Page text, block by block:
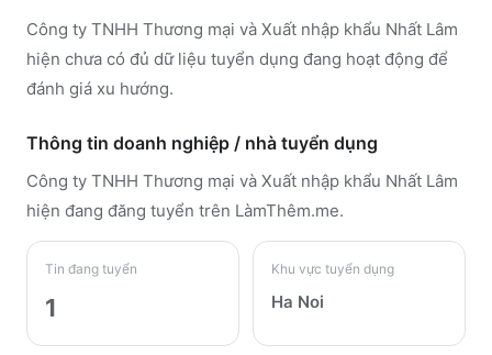
Công ty TNHH Thương mại và Xuất nhập khẩu Nhất Lâm
hiện chưa có đủ dữ liệu tuyển dụng đang hoạt động để
đánh giá xu hướng.
Thông tin doanh nghiệp / nhà tuyển dụng
Công ty TNHH Thương mại và Xuất nhập khẩu Nhất Lâm
hiện đang đăng tuyển trên LàmThêm.me.
Tin đang tuyển
1
Khu vực tuyển dụng
Ha Noi